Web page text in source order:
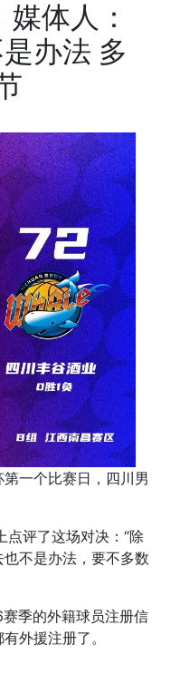
体人：
办法 多
一个比赛日，四川男
评了这场对决：“除
不是办法，要不多数
季的外籍球员注册信
外援注册了。